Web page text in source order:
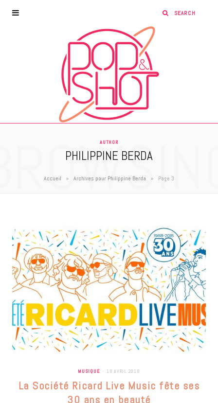
AUTHOR
PHILIPPINE BERDA
Accueil » Archives pour Philippine Berda » Page 3
MUSIQUE 18 AVRIL 2018
La Société Ricard Live Music fête ses
30 ans en beauté